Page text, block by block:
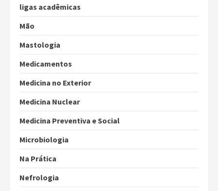
ligas acadêmicas
Mão
Mastologia
Medicamentos
Medicina no Exterior
Medicina Nuclear
Medicina Preventiva e Social
Microbiologia
Na Prática
Nefrologia